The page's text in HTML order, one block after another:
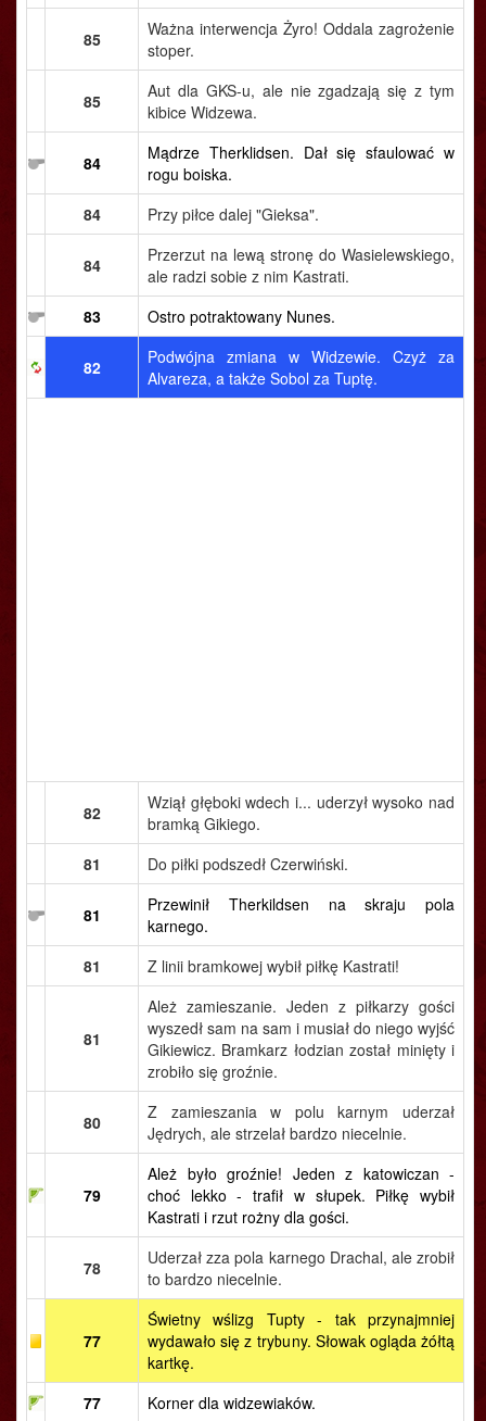
85
Ważna interwencja Żyro! Oddala zagrożenie
stoper.
85
Aut dla GKS-u, ale nie zgadzają się z tym
kibice Widzewa.
84
Mądrze Therklidsen. Dał się sfaulować w
rogu boiska.
84
Przy piłce dalej "Gieksa".
84
Przerzut na lewą stronę do Wasielewskiego,
ale radzi sobie z nim Kastrati.
83
Ostro potraktowany Nunes.
82
Podwójna zmiana w Widzewie. Czyż za
Alvareza, a także Sobol za Tuptę.
82
Wziął głęboki wdech i... uderzył wysoko nad
bramką Gikiego.
81
Do piłki podszedł Czerwiński.
81
Przewinił Therkildsen na skraju pola
karnego.
81
Z linii bramkowej wybił piłkę Kastrati!
81
Ależ zamieszanie. Jeden z piłkarzy gości
wyszedł sam na sam i musiał do niego wyjść
Gikiewicz. Bramkarz łodzian został minięty i
zrobiło się groźnie.
80
Z zamieszania w polu karnym uderzał
Jędrych, ale strzelał bardzo niecelnie.
79
Ależ było groźnie! Jeden z katowiczan -
choć lekko - trafił w słupek. Piłkę wybił
Kastrati i rzut rożny dla gości.
78
Uderzał zza pola karnego Drachal, ale zrobił
to bardzo niecelnie.
77
Świetny wślizg Tupty - tak przynajmniej
wydawało się z trybuny. Słowak ogląda żółtą
kartkę.
77
Korner dla widzewiaków.